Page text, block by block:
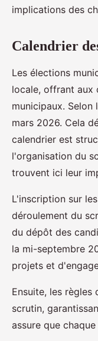
implications des
Calendrier
Les élections
locale, offrant aux
municipaux. Selon
mars 2026. Cela
calendrier est
l'organisation du
trouvent ici leur
L'inscription sur
déroulement du
du dépôt des
la mi-septembre
projets et
Ensuite, les
scrutin,
assure que